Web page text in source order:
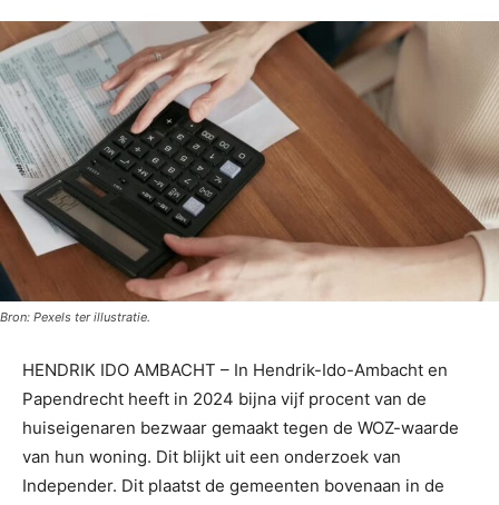
Bron: Pexels ter illustratie.
HENDRIK IDO AMBACHT – In Hendrik-Ido-Ambacht en
Papendrecht heeft in 2024 bijna vijf procent van de
huiseigenaren bezwaar gemaakt tegen de WOZ-waarde
van hun woning. Dit blijkt uit een onderzoek van
Independer. Dit plaatst de gemeenten bovenaan in de